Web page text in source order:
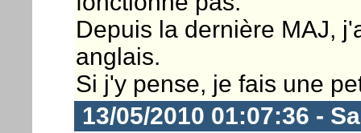
Depuis la dernière MAJ,
anglais.
Si j'y pense, je fais une
13/05/2010 01:07:36 -